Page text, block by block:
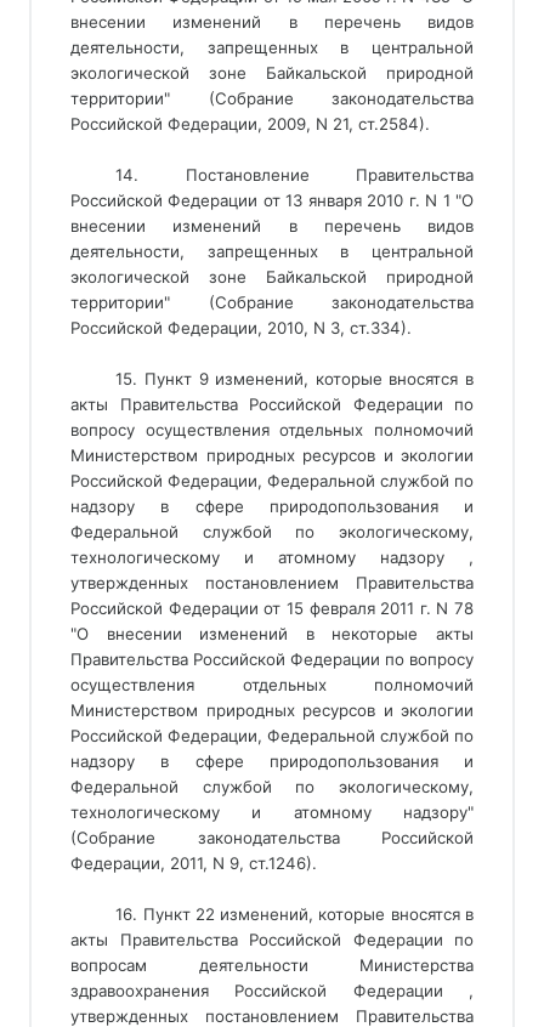
внесении изменений в перечень видов
деятельности, запрещенных в центральной
экологической зоне Байкальской природной
территории" (Собрание законодательства
Российской Федерации, 2009, N 21, ст.2584).
14. Постановление Правительства
Российской Федерации от 13 января 2010 г. N 1 "О
внесении изменений в перечень видов
деятельности, запрещенных в центральной
экологической зоне Байкальской природной
территории" (Собрание законодательства
Российской Федерации, 2010, N 3, ст.334).
15. Пункт 9 изменений, которые вносятся в
акты Правительства Российской Федерации по
вопросу осуществления отдельных полномочий
Министерством природных ресурсов и экологии
Российской Федерации, Федеральной службой по
надзору в сфере природопользования и
Федеральной службой по экологическому,
технологическому и атомному надзору ,
утвержденных постановлением Правительства
Российской Федерации от 15 февраля 2011 г. N 78
"О внесении изменений в некоторые акты
Правительства Российской Федерации по вопросу
осуществления отдельных полномочий
Министерством природных ресурсов и экологии
Российской Федерации, Федеральной службой по
надзору в сфере природопользования и
Федеральной службой по экологическому,
технологическому и атомному надзору"
(Собрание законодательства Российской
Федерации, 2011, N 9, ст.1246).
16. Пункт 22 изменений, которые вносятся в
акты Правительства Российской Федерации по
вопросам деятельности Министерства
здравоохранения Российской Федерации ,
утвержденных постановлением Правительства